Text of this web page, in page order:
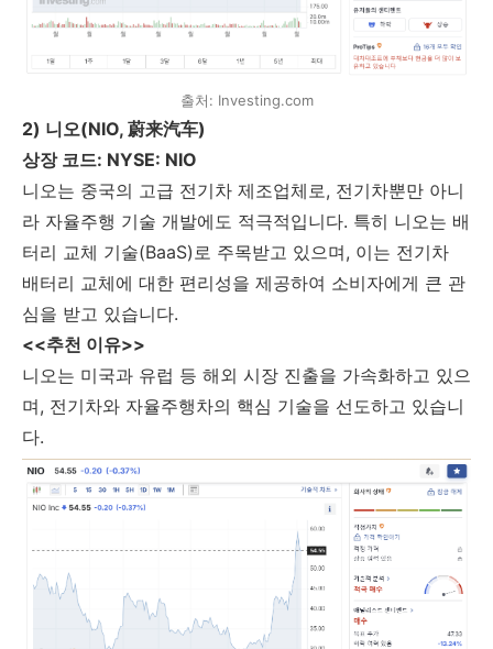
출처: Investing.com
2) 니오(NIO, 蔚来汽车)
상장 코드: NYSE: NIO
니오는 중국의 고급 전기차 제조업체로, 전기차뿐만 아니
라 자율주행 기술 개발에도 적극적입니다. 특히 니오는 배
터리 교체 기술(BaaS)로 주목받고 있으며, 이는 전기차
배터리 교체에 대한 편리성을 제공하여 소비자에게 큰 관
심을 받고 있습니다.
<<추천 이유>>
니오는 미국과 유럽 등 해외 시장 진출을 가속화하고 있으
며, 전기차와 자율주행차의 핵심 기술을 선도하고 있습니
다.